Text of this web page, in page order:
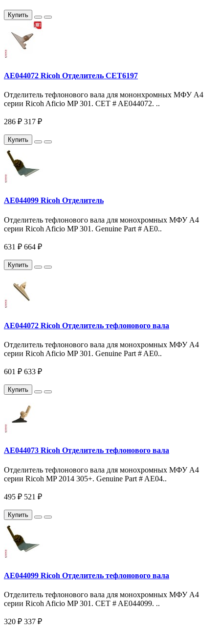
Купить
AE044072 Ricoh Отделитель CET6197
Отделитель тефлонового вала для мононхромных МФУ A4
серии Ricoh Aficio MP 301. CET # AE044072. ..
286 ₽ 317 ₽
Купить
AE044099 Ricoh Отделитель
Отделитель тефлонового вала для монохромных МФУ A4
серии Ricoh Aficio MP 301. Genuine Part # AE0..
631 ₽ 664 ₽
Купить
AE044072 Ricoh Отделитель тефлонового вала
Отделитель тефлонового вала для монохромных МФУ A4
серии Ricoh Aficio MP 301. Genuine Part # AE0..
601 ₽ 633 ₽
Купить
AE044073 Ricoh Отделитель тефлонового вала
Отделитель тефлонового вала для монохромных МФУ A4
серии Ricoh MP 2014 305+. Genuine Part # AE04..
495 ₽ 521 ₽
Купить
AE044099 Ricoh Отделитель тефлонового вала
Отделитель тефлонового вала для монохромных МФУ A4
серии Ricoh Aficio MP 301. CET # AE044099. ..
320 ₽ 337 ₽